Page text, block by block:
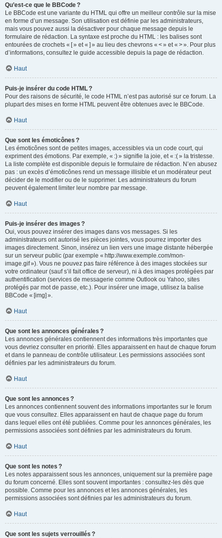
Qu’est-ce que le BBCode ?
Le BBCode est une variante du HTML qui offre un meilleur contrôle sur la mise
en forme d’un message. Son utilisation est définie par les administrateurs,
mais vous pouvez aussi la désactiver pour chaque message depuis le
formulaire de rédaction. La syntaxe est proche du HTML : les balises sont
entourées de crochets « [ » et « ] » au lieu des chevrons « < » et « > ». Pour plus
d’informations, consultez le guide accessible depuis la page de rédaction.
Haut
Puis-je insérer du code HTML ?
Pour des raisons de sécurité, le code HTML n’est pas autorisé sur ce forum. La
plupart des mises en forme HTML peuvent être obtenues avec le BBCode.
Haut
Que sont les émoticônes ?
Les émoticônes sont de petites images, accessibles via un code court, qui
expriment des émotions. Par exemple, « :) » signifie la joie, et « :( » la tristesse.
La liste complète est disponible depuis le formulaire de rédaction. N’en abusez
pas : un excès d’émoticônes rend un message illisible et un modérateur peut
décider de le modifier ou de le supprimer. Les administrateurs du forum
peuvent également limiter leur nombre par message.
Haut
Puis-je insérer des images ?
Oui, vous pouvez insérer des images dans vos messages. Si les
administrateurs ont autorisé les pièces jointes, vous pourrez importer des
images directement. Sinon, insérez un lien vers une image distante hébergée
sur un serveur public (par exemple « http://www.exemple.com/mon-
image.gif »). Vous ne pouvez pas faire référence à des images stockées sur
votre ordinateur (sauf s’il fait office de serveur), ni à des images protégées par
authentification (services de messagerie comme Outlook ou Yahoo, sites
protégés par mot de passe, etc.). Pour insérer une image, utilisez la balise
BBCode « [img] ».
Haut
Que sont les annonces générales ?
Les annonces générales contiennent des informations très importantes que
vous devriez consulter en priorité. Elles apparaissent en haut de chaque forum
et dans le panneau de contrôle utilisateur. Les permissions associées sont
définies par les administrateurs du forum.
Haut
Que sont les annonces ?
Les annonces contiennent souvent des informations importantes sur le forum
que vous consultez. Elles apparaissent en haut de chaque page du forum
dans lequel elles ont été publiées. Comme pour les annonces générales, les
permissions associées sont définies par les administrateurs du forum.
Haut
Que sont les notes ?
Les notes apparaissent sous les annonces, uniquement sur la première page
du forum concerné. Elles sont souvent importantes : consultez-les dès que
possible. Comme pour les annonces et les annonces générales, les
permissions associées sont définies par les administrateurs du forum.
Haut
Que sont les sujets verrouillés ?